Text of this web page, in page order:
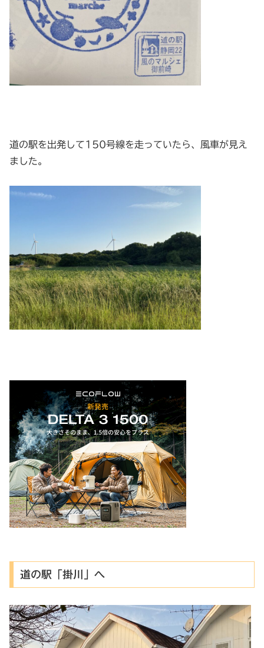
道の駅を出発して150号線を走っていたら、風車が見え
ました。
道の駅「掛川」へ